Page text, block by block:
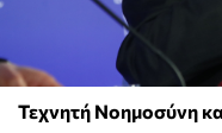
Τεχνητή Νοημοσύνη